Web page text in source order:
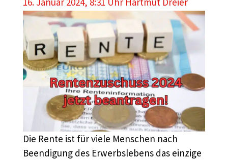
Die Rente ist für viele Menschen nach
Beendigung des Erwerbslebens das einzige